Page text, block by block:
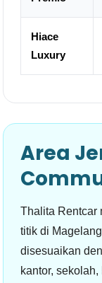
Hiace
Luxury
Area
Thalita Rentcar
titik di
disesuaikan
kantor,